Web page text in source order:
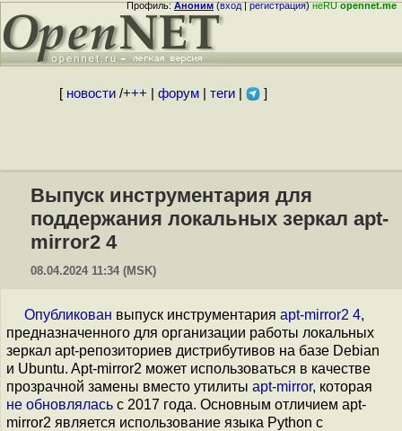
Профиль:Аноним(вход|регистрация)неRUopennet.me
[ новости/+++ форум| теги| ]
Выпуск инструментария для
поддержания локальных зеркал apt-
mirror2 4
08.04.2024 11:34 (MSK)
Опубликован выпуск инструментария apt-mirror2 4,
предназначенного для организации работы локальных
зеркал apt-репозиториев дистрибутивов на базе Debian
и Ubuntu. Apt-mirror2 может использоваться в качестве
прозрачной замены вместо утилиты apt-mirror, которая
не обновлялась с 2017 года. Основным отличием apt-
mirror2 является использование языка Python с